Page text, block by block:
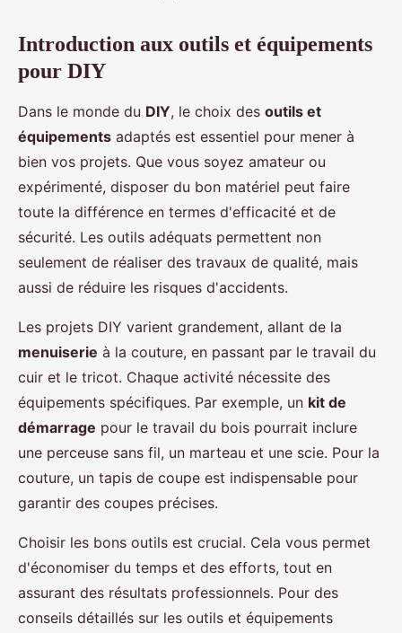
Introduction aux outils et équipements
pour DIY
Dans le monde du DIY, le choix des outils et
équipements adaptés est essentiel pour mener à
bien vos projets. Que vous soyez amateur ou
expérimenté, disposer du bon matériel peut faire
toute la différence en termes d'efficacité et de
sécurité. Les outils adéquats permettent non
seulement de réaliser des travaux de qualité, mais
aussi de réduire les risques d'accidents.
Les projets DIY varient grandement, allant de la
menuiserie à la couture, en passant par le travail du
cuir et le tricot. Chaque activité nécessite des
équipements spécifiques. Par exemple, un kit de
démarrage pour le travail du bois pourrait inclure
une perceuse sans fil, un marteau et une scie. Pour la
couture, un tapis de coupe est indispensable pour
garantir des coupes précises.
Choisir les bons outils est crucial. Cela vous permet
d'économiser du temps et des efforts, tout en
assurant des résultats professionnels. Pour des
conseils détaillés sur les outils et équipements